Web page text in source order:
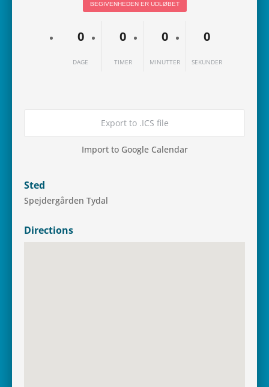
BEGI­VEN­HE­DEN ER UDLØBET
0
DAGE
0
TIMER
0
MINUTTER
0
SEKUNDER
Export to .ICS file
Import to Google Calendar
Sted
Spej­der­går­den Tydal
Directions